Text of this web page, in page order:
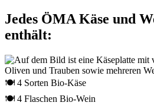
Jedes ÖMA Käse und
enthält:
🍽 4 Sorten Bio-Käse
🍽 4 Flaschen Bio-Wein